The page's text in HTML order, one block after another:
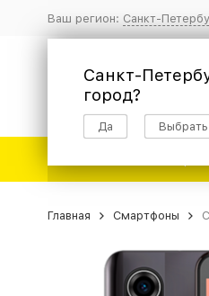
Ваш регион: Санкт-
Санкт-
город?
Да
Главная Смартфоны